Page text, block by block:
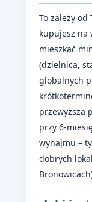
To zależy od
kupujesz na
mieszkać
(dzielnica,
globalnych
przewyższa
przy 6-
wynajmu –
dobrych